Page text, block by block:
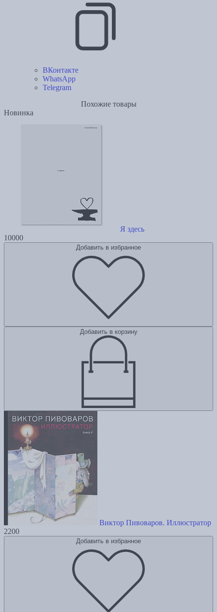
ВКонтакте
WhatsApp
Telegram
Похожие товары
Новинка
Я здесь
10000
Добавить в избранное
Добавить в корзину
Виктор Пивоваров. Иллюстратор
2200
Добавить в избранное